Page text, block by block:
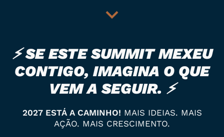
⚡️ SE ESTE SUMMIT MEXEU
CONTIGO, IMAGINA O QUE
VEM A SEGUIR. ⚡️
2027 ESTÁ A CAMINHO! MAIS IDEIAS. MAIS
AÇÃO. MAIS CRESCIMENTO.